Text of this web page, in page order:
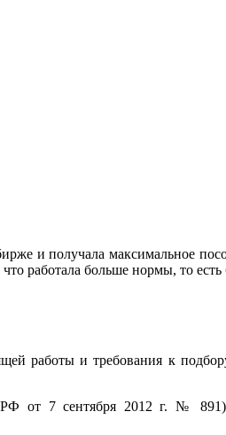
и получала максимальное
работала больше нормы, то
работы и требования к
РФ от 7 сентября 2012 г. №